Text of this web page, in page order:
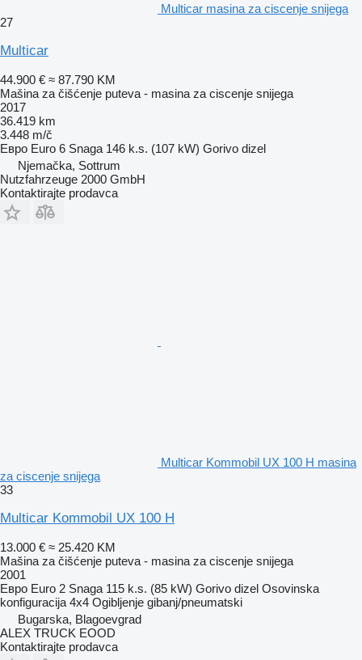
Multicar masina za ciscenje snijega
27
Multicar
44.900 € ≈ 87.790 KM
Mašina za čišćenje puteva - masina za ciscenje snijega
2017
36.419 km
3.448 m/č
Евро Euro 6 Snaga 146 k.s. (107 kW) Gorivo dizel
Njemačka, Sottrum
Nutzfahrzeuge 2000 GmbH
Kontaktirajte prodavca
Multicar Kommobil UX 100 H masina
za ciscenje snijega
33
Multicar Kommobil UX 100 H
13.000 € ≈ 25.420 KM
Mašina za čišćenje puteva - masina za ciscenje snijega
2001
Евро Euro 2 Snaga 115 k.s. (85 kW) Gorivo dizel Osovinska
konfiguracija 4x4 Ogibljenje gibanj/pneumatski
Bugarska, Blagoevgrad
ALEX TRUCK EOOD
Kontaktirajte prodavca